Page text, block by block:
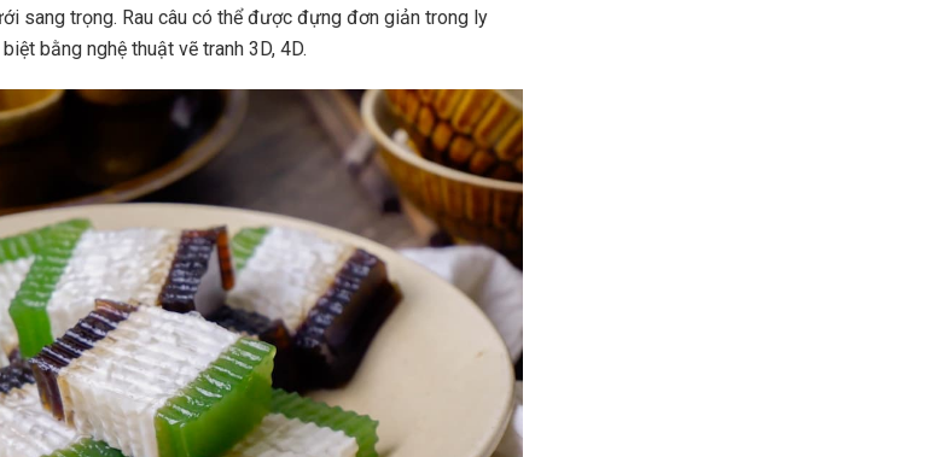
sang trọng. Rau câu có thể được đựng đơn giản trong ly
bằng nghệ thuật vẽ tranh 3D, 4D.